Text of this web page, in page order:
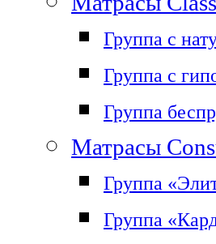
Группа с
Группа с
Группа
Матрасы
Группа
Группа